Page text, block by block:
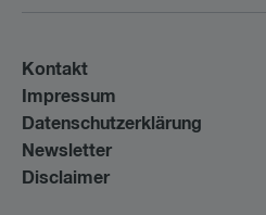
Kontakt
Impressum
Datenschutzerklärung
Newsletter
Disclaimer